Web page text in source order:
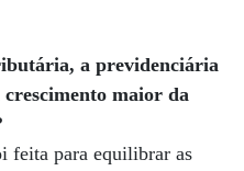
a previdenciária
crescimento maior da
feita para equilibrar as